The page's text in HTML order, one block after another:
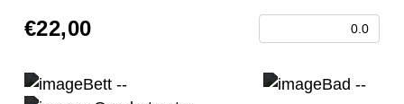
€22,00
0.0
Bett --
Bad --